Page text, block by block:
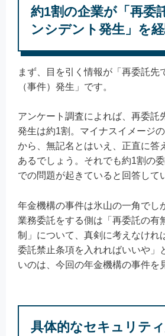
約1割の企業が「再委
ンシデント発生」を
まず、目を引く情報が「再委託先
（事件）発生」です。
アンケート調査によれば、再委託
発生は約1割。マイナスイメージ
から、無記名とはいえ、正直に答
あるでしょう。それでも約1割の
での問題が起きていると回答して
年金機構の事件は氷山の一角でし
業務委託をする側は「再委託の有
制」について、真剣に考えなけれ
委託禁止条項を入れればいいや」
いのは、今回の年金機構の事件を
具体的なセキュリテ